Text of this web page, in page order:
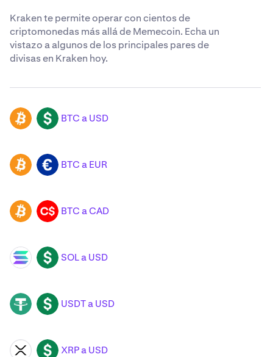
Kraken te permite operar con cientos de
criptomonedas más allá de Memecoin. Echa un
vistazo a algunos de los principales pares de
divisas en Kraken hoy.
BTC USD BTC a USD
BTC EUR BTC a EUR
BTC CAD BTC a CAD
SOL USD SOL a USD
USDT USD USDT a USD
XRP USD XRP a USD